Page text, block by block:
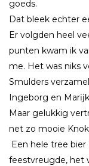
goeds.
Dat bleek echter
Er volgden heel
punten kwam ik
me. Het was niks
Smulders
Ingeborg en
Maar gelukkig
net zo mooie
Een hele tree
feestvreugde, het